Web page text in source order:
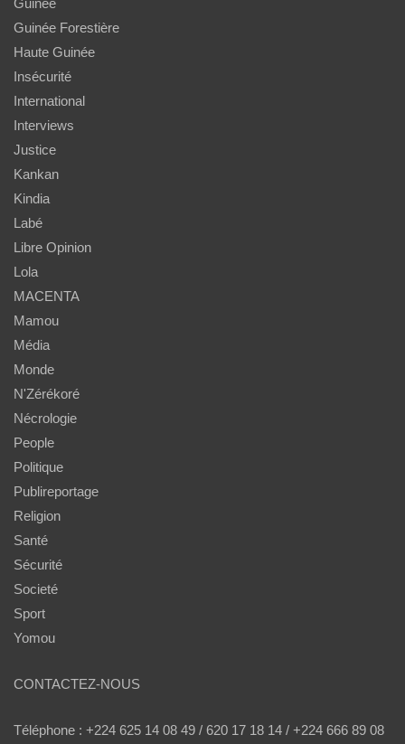
Guinée
Guinée Forestière
Haute Guinée
Insécurité
International
Interviews
Justice
Kankan
Kindia
Labé
Libre Opinion
Lola
MACENTA
Mamou
Média
Monde
N'Zérékoré
Nécrologie
People
Politique
Publireportage
Religion
Santé
Sécurité
Societé
Sport
Yomou
CONTACTEZ-NOUS
Téléphone : +224 625 14 08 49 / 620 17 18 14 / +224 666 89 08